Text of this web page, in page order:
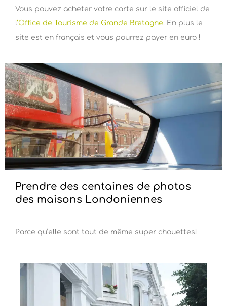
Vous pouvez acheter votre carte sur le site officiel de
l‘Office de Tourisme de Grande Bretagne. En plus le
site est en français et vous pourrez payer en euro !
Prendre des centaines de photos
des maisons Londoniennes
Parce qu’elle sont tout de même super chouettes!